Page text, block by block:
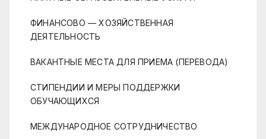
ФИНАНСОВО — ХОЗЯЙСТВЕННАЯ
ДЕЯТЕЛЬНОСТЬ
ВАКАНТНЫЕ МЕСТА ДЛЯ ПРИЕМА (ПЕРЕВОДА)
СТИПЕНДИИ И МЕРЫ ПОДДЕРЖКИ
ОБУЧАЮЩИХСЯ
МЕЖДУНАРОДНОЕ СОТРУДНИЧЕСТВО